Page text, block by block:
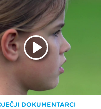
DOKUMENTARCI